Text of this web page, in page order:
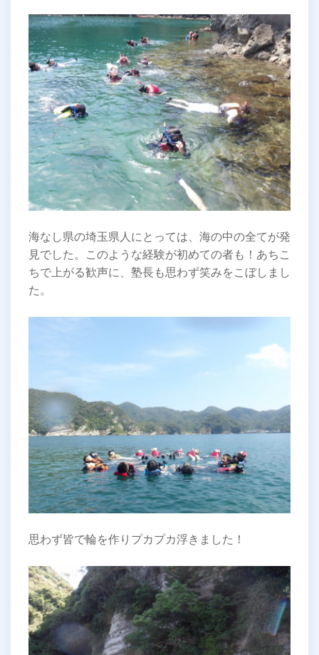
海なし県の埼玉県人にとっては、海の中の全てが発
見でした。このような経験が初めての者も！あちこ
ちで上がる歓声に、塾長も思わず笑みをこぼしまし
た。
思わず皆で輪を作りプカプカ浮きました！